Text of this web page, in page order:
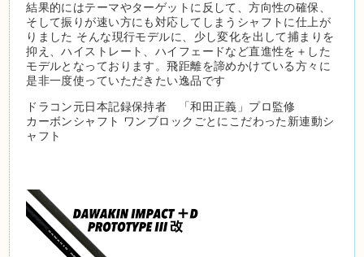
結果的にはテーマやターゲットに反して、方向性の確保、
そして振りが速い方にも対応してしまうシャフトに仕上が
りました そんな現行モデルに、少し変化を出して捕まりを
抑え、ハイストレート、ハイフェードなど直進性を＋した
モデルとなっております。飛距離を諦めかけている方々に
是非一度使っていただきたい逸品です
ドラコン元日本記録保持者 「和田正義」プロ監修
カーボンシャフト ワンブロックごとにこだわった新連動シ
ャフト